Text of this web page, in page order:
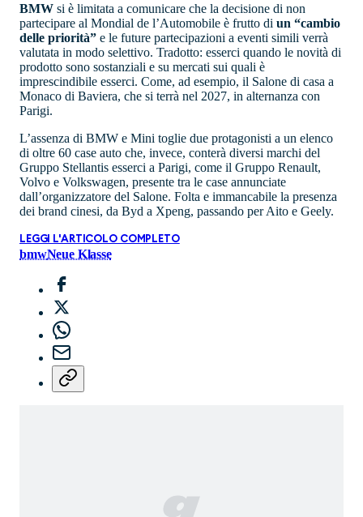
BMW si è limitata a comunicare che la decisione di non
partecipare al Mondial de l’Automobile è frutto di un “cambio
delle priorità” e le future partecipazioni a eventi simili verrà
valutata in modo selettivo. Tradotto: esserci quando le novità di
prodotto sono sostanziali e su mercati sui quali è
imprescindibile esserci. Come, ad esempio, il Salone di casa a
Monaco di Baviera, che si terrà nel 2027, in alternanza con
Parigi.
L’assenza di BMW e Mini toglie due protagonisti a un elenco
di oltre 60 case auto che, invece, conterà diversi marchi del
Gruppo Stellantis esserci a Parigi, come il Gruppo Renault,
Volvo e Volkswagen, presente tra le case annunciate
dall’organizzatore del Salone. Folta e immancabile la presenza
dei brand cinesi, da Byd a Xpeng, passando per Aito e Geely.
LEGGI L'ARTICOLO COMPLETO
bmwNeue Klasse